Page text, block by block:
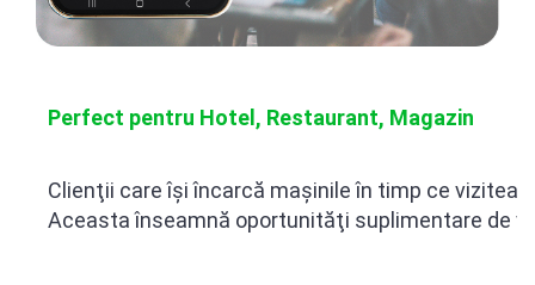
Perfect pentru Hotel, Restaurant, Magazin
Clienţii care își încarcă mașinile în timp ce
Aceasta înseamnă oportunităţi suplimentare de